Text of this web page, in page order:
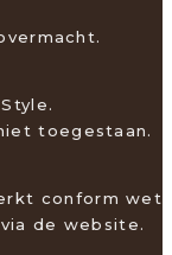
toegestaan.
conform
de website.